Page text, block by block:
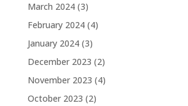
March 2024(3)
February 2024(4)
January 2024(3)
December 2023 (2)
November 2023 (4)
October 2023 (2)